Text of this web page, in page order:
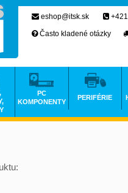
eshop@itsk.sk
Často kladené otázky
PC
KOMPONENTY
PERIFÉRIE